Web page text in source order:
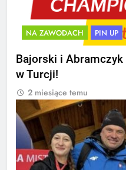
NA ZAWODACH PIN UP
Bajorski i Abramczyk
w Turcji!
2 miesiące temu